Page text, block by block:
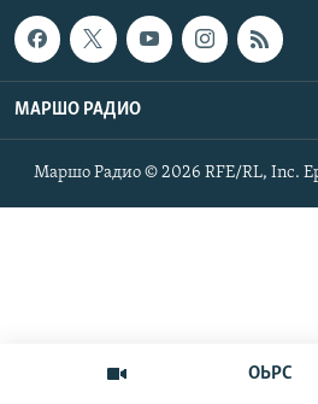
ОЬРС
МАРШО РАДИО
Маршо Радио © 2026 RFE/RL, Inc.